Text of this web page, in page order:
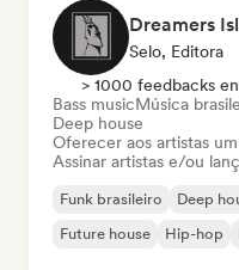
Dreamers
Selo, Editora
> 1000 feedbacks
Bass musicMúsica
Deep house
Oferecer aos artistas
Assinar artistas e/ou
Funk brasileiro Deep
Future house
Hip-hop